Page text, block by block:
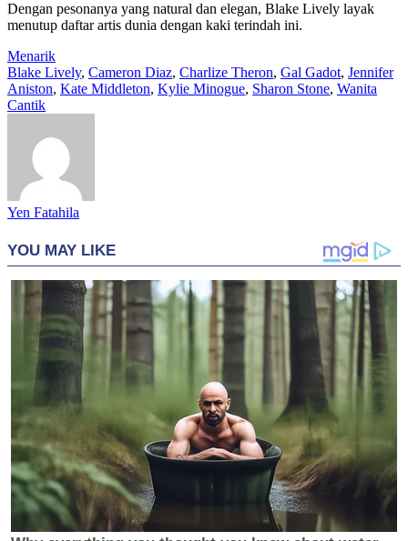
Dengan pesonanya yang natural dan elegan, Blake Lively layak
menutup daftar artis dunia dengan kaki terindah ini.
Menarik
Blake Lively, Cameron Diaz, Charlize Theron, Gal Gadot, Jennifer
Aniston, Kate Middleton, Kylie Minogue, Sharon Stone, Wanita
Cantik
Yen Fatahila